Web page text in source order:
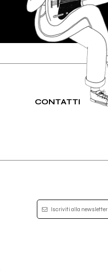
CONTATTI
Iscriviti alla newsletter